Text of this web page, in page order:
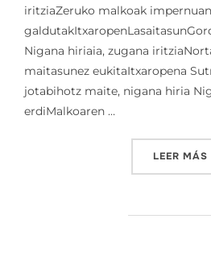
iritziaZeruko malkoak impernuan
Nigana hiriaia, zugana
maitasunez eukitaItxaropena
jotabihotz maite, nigana hiria
erdiMalkoaren …
LEER MÁS